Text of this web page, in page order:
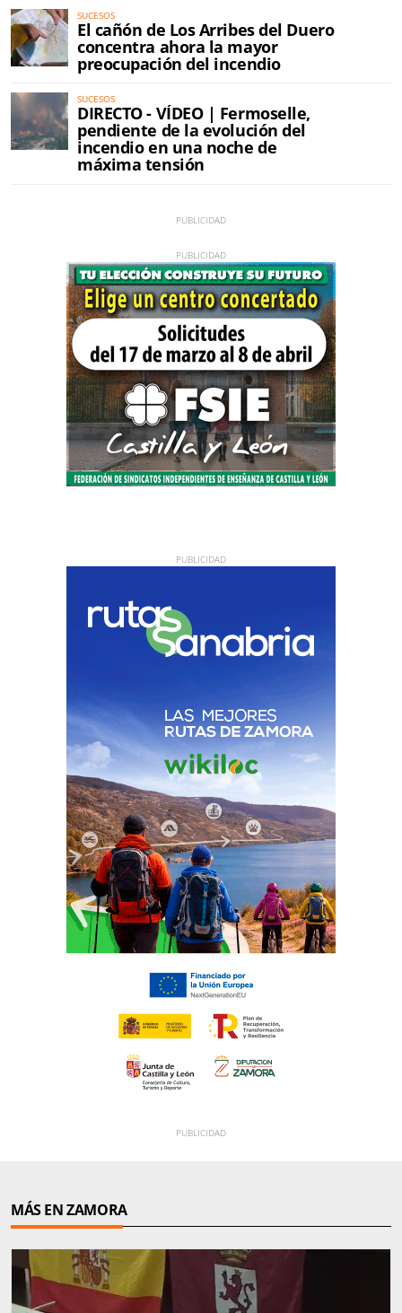
SUCESOS
El cañón de Los Arribes del Duero
concentra ahora la mayor
preocupación del incendio
SUCESOS
DIRECTO - VÍDEO | Fermoselle,
pendiente de la evolución del
incendio en una noche de
máxima tensión
MÁS EN ZAMORA